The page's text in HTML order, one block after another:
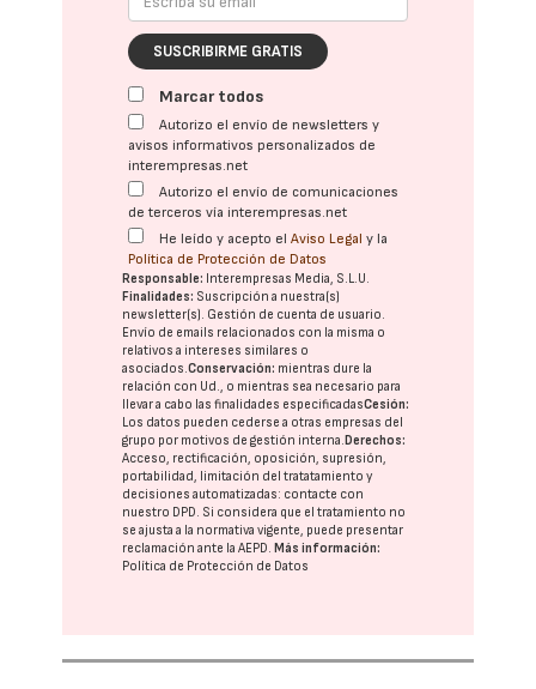
SUSCRIBIRME GRATIS
Marcar todos
Autorizo el envío de newsletters y
avisos informativos personalizados de
interempresas.net
Autorizo el envío de comunicaciones
de terceros vía interempresas.net
He leído y acepto elAviso Legal y la
Política de Protección de Datos
Responsable: Interempresas Media, S.L.U.
Finalidades: Suscripción a nuestra(s)
newsletter(s). Gestión de cuenta de usuario.
Envío de emails relacionados con la misma o
relativos a intereses similares o
asociados.Conservación: mientras dure la
relación con Ud., o mientras sea necesario para
llevar a cabo las finalidades especificadasCesión:
Los datos pueden cederse a otras empresas del
grupo por motivos de gestión interna. Derechos:
Acceso, rectificación, oposición, supresión,
portabilidad, limitación del tratatamiento y
decisiones automatizadas: contacte con
nuestro DPD. Si considera que el tratamiento no
se ajusta a la normativa vigente, puede presentar
reclamación ante laAEPD. Más información:
Política de Protección de Datos